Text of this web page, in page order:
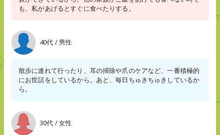
も、私があげるとすぐに食べたりする。
40代 / 男性
散歩に連れて行ったり、耳の掃除や爪のケアなど、一番積極的
にお世話をしているから。あと、毎日ちゅきちゅきしているか
ら。
30代 / 女性